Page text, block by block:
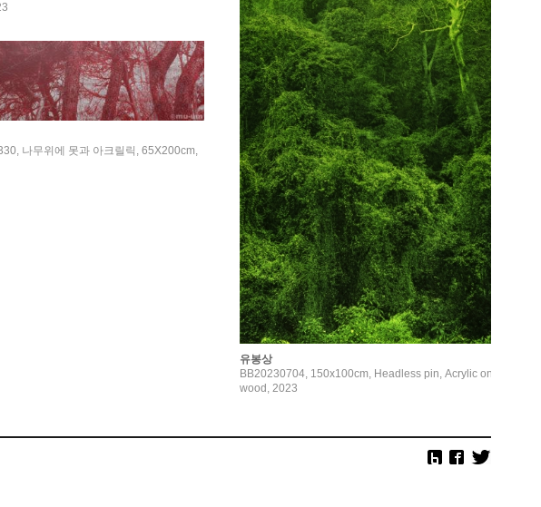
유봉상
BB20230704, 150x100cm, Headless pin, Acrylic on
wood, 2023
나무위에 못과 아크릴릭, 65X200cm,